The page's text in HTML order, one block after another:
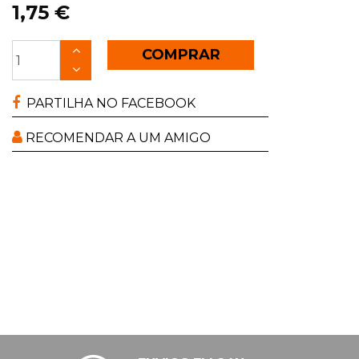
1,75 €
COMPRAR
PARTILHA NO FACEBOOK
RECOMENDAR A UM AMIGO